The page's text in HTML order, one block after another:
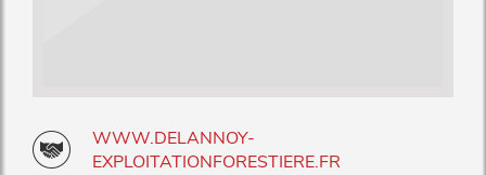
WWW.DELANNOY-
EXPLOITATIONFORESTIERE.FR